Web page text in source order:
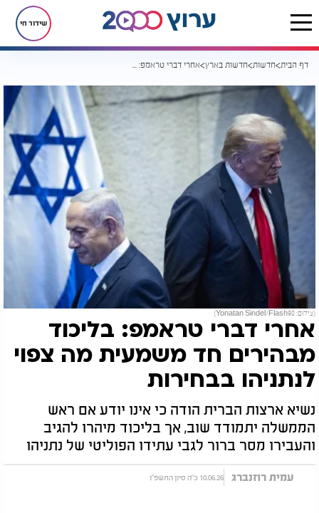
שידור חי
דף הבית חדשות חדשות בארץ אחרי דברי טראמפ: בליכוד מבהירים חד משמעית מה צפוי לנתניהו בבחירות
(צילום: Yonatan Sindel/Flash90)
אחרי דברי טראמפ: בליכוד
מבהירים חד משמעית מה צפוי
לנתניהו בבחירות
נשיא ארצות הברית הודה כי אינו יודע אם ראש
הממשלה יתמודד שוב, אך בליכוד מיהרו להגיב
והעבירו מסר ברור לגבי עתידו הפוליטי של נתניהו
עמית רוזנברג 10.06.26 כ"ה סיון התשפ"ו